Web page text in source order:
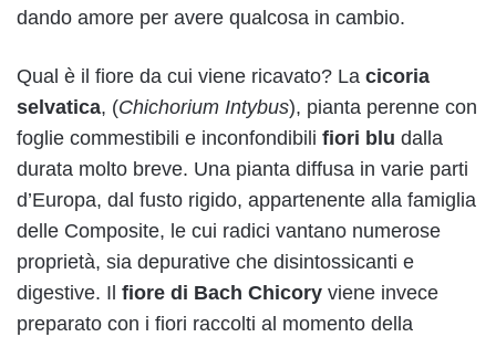
dando amore per avere qualcosa in cambio.
Qual è il fiore da cui viene ricavato? La cicoria
selvatica, (Chichorium Intybus), pianta perenne con
foglie commestibili e inconfondibili fiori blu dalla
durata molto breve. Una pianta diffusa in varie parti
d’Europa, dal fusto rigido, appartenente alla famiglia
delle Composite, le cui radici vantano numerose
proprietà, sia depurative che disintossicanti e
digestive. Il fiore di Bach Chicory viene invece
preparato con i fiori raccolti al momento della